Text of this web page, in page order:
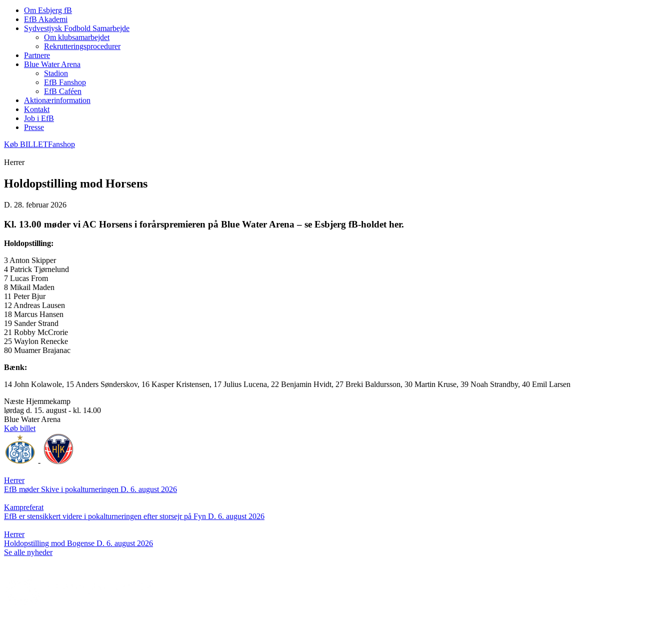
Om Esbjerg fB
EfB Akademi
Sydvestjysk Fodbold Samarbejde
Om klubsamarbejdet
Rekrutteringsprocedurer
Partnere
Blue Water Arena
Stadion
EfB Fanshop
EfB Caféen
Aktionærinformation
Kontakt
Job i EfB
Presse
Køb BILLETFanshop
Herrer
Holdopstilling mod Horsens
D. 28. februar 2026
Kl. 13.00 møder vi AC Horsens i forårspremieren på Blue Water Arena – se Esbjerg fB-holdet her.
Holdopstilling:
3 Anton Skipper
4 Patrick Tjørnelund
7 Lucas From
8 Mikail Maden
11 Peter Bjur
12 Andreas Lausen
18 Marcus Hansen
19 Sander Strand
21 Robby McCrorie
25 Waylon Renecke
80 Muamer Brajanac
Bænk:
14 John Kolawole, 15 Anders Sønderskov, 16 Kasper Kristensen, 17 Julius Lucena, 22 Benjamin Hvidt, 27 Breki Baldursson, 30 Martin Kruse, 39 Noah Strandby, 40 Emil Larsen
Næste Hjemmekamp
lørdag d. 15. august - kl. 14.00
Blue Water Arena
Køb billet
-
Herrer
EfB møder Skive i pokalturneringen D. 6. august 2026
Kampreferat
EfB er stensikkert videre i pokalturneringen efter storsejr på Fyn D. 6. august 2026
Herrer
Holdopstilling mod Bogense D. 6. august 2026
Se alle nyheder